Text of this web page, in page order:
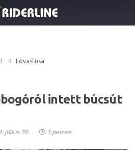
Lovastusa
intett búcsút
július 30. 3 perces